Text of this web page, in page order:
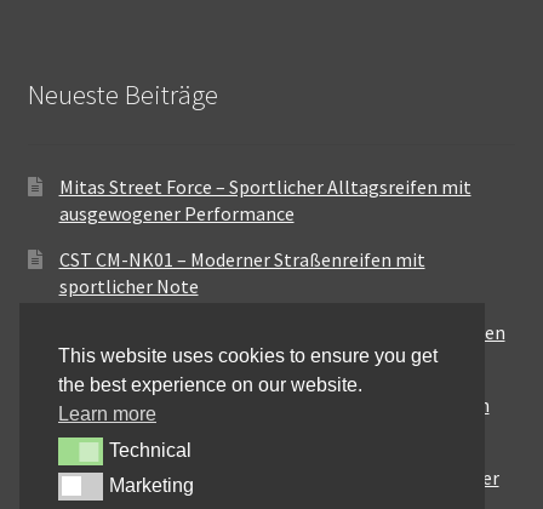
Neueste Beiträge
Mitas Street Force – Sportlicher Alltagsreifen mit
ausgewogener Performance
CST CM-NK01 – Moderner Straßenreifen mit
sportlicher Note
Maxxis MA-ST3 – Ausgewogener Sport-Touring-Reifen
für vielseitige Einsätze
Pirelli City Demon – Zuverlässigkeit für den urbanen
Alltag
Metzeler Perfect ME77 – Klassische Optik mit solider
Straßenperformance
This website uses cookies to ensure you get
the best experience on our website.
Learn more
TechnicalTechnical
MarketingMarketing